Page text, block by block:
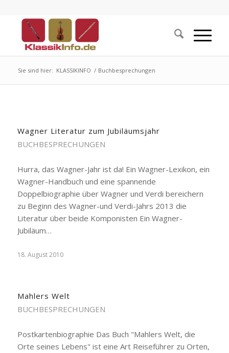
Sie sind hier: KLASSIKINFO / Buchbesprechungen
Wagner Literatur zum Jubiläumsjahr
BUCHBESPRECHUNGEN
Hurra, das Wagner-Jahr ist da! Ein Wagner-Lexikon, ein
Wagner-Handbuch und eine spannende
Doppelbiographie über Wagner und Verdi bereichern
zu Beginn des Wagner-und Verdi-Jahrs 2013 die
Literatur über beide Komponisten Ein Wagner-
Jubiläum…
18. August 2010
Mahlers Welt
BUCHBESPRECHUNGEN
Postkartenbiographie Das Buch "Mahlers Welt, die
Orte seines Lebens" ist eine Art Reiseführer zu Orten,